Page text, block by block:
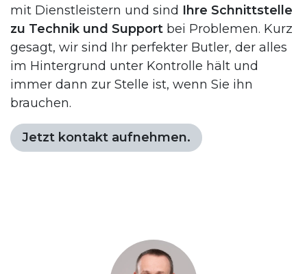
mit Dienstleistern und sind Ihre Schnittstelle
zu Technik und Support bei Problemen. Kurz
gesagt, wir sind Ihr perfekter Butler, der alles
im Hintergrund unter Kontrolle hält und
immer dann zur Stelle ist, wenn Sie ihn
brauchen.
Jetzt kontakt aufnehmen.